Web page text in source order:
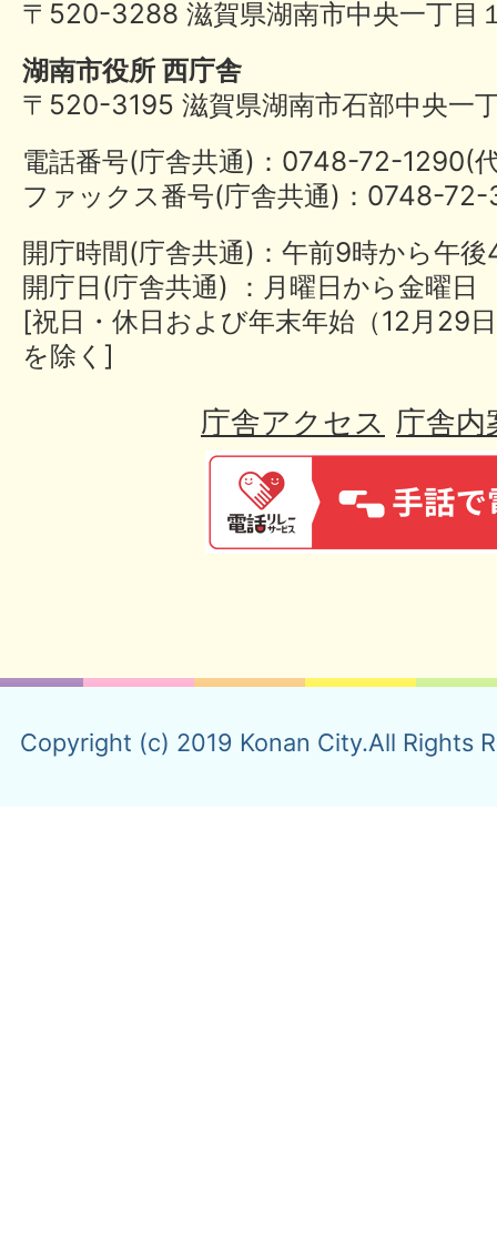
〒520-3288 滋賀県湖南市中央一丁目
湖南市役所 西庁舎
〒520-3195 滋賀県湖南市石部中央一
電話番号(庁舎共通)：0748-72-
ファックス番号(庁舎共通)：0748-
開庁時間(庁舎共通)：午前9時から午
開庁日(庁舎共通) ：月曜日から金曜日
[祝日・休日および年末年始（12月29
を除く]
庁舎アクセス 庁舎内
Copyright (c) 2019 Konan City.All Rights